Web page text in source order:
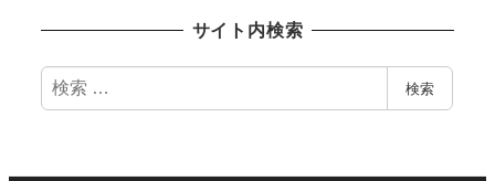
サイト内検索
検
索
検索